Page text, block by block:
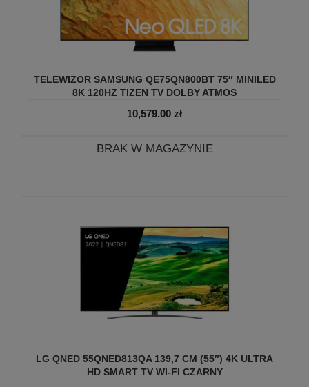
TELEWIZOR SAMSUNG QE75QN800BT 75″ MINILED
8K 120HZ TIZEN TV DOLBY ATMOS
10,579.00 zł
BRAK W MAGAZYNIE
LG QNED 55QNED813QA 139,7 CM (55″) 4K ULTRA
HD SMART TV WI-FI CZARNY